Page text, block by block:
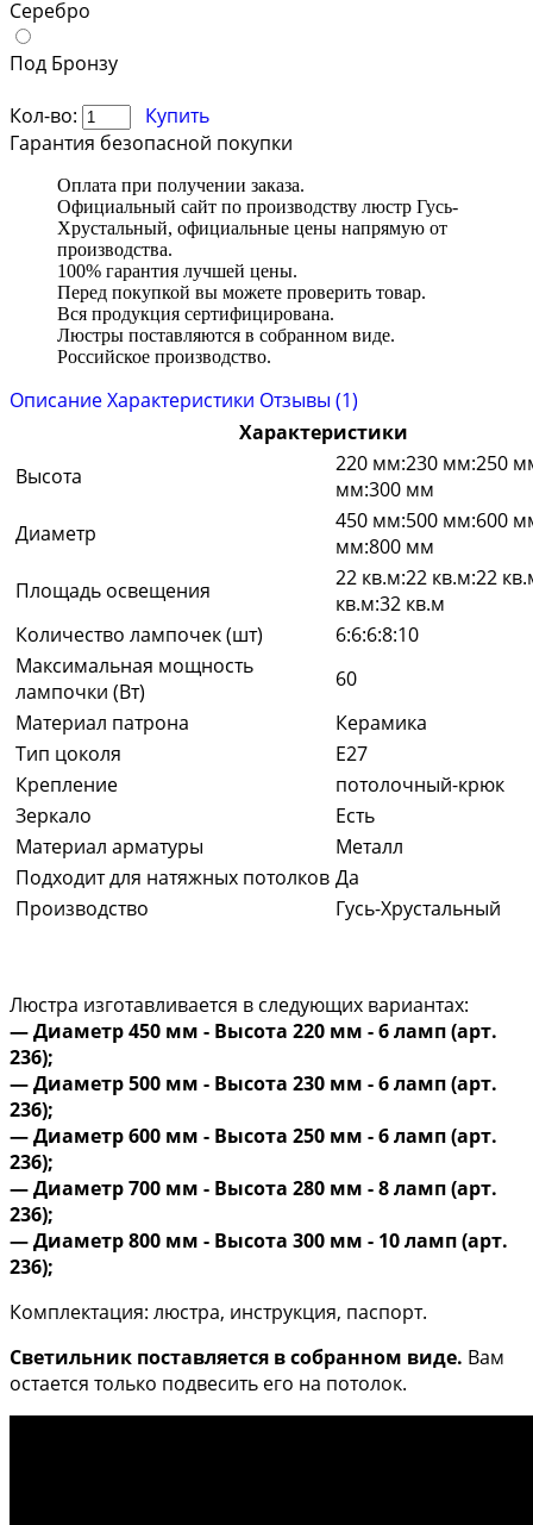
Серебро
Под Бронзу
Кол-во:
Купить
Гарантия безопасной покупки
Оплата при получении заказа.
Официальный сайт по производству люстр Гусь-
Хрустальный, официальные цены напрямую от
производства.
100% гарантия лучшей цены.
Перед покупкой вы можете проверить товар.
Вся продукция сертифицирована.
Люстры поставляются в собранном виде.
Российское производство.
ОписаниеХарактеристики Отзывы (1)
Характеристики
Высота
220 мм:230 мм:250
мм:300 мм
Диаметр
450 мм:500 мм:600
мм:800 мм
Площадь освещения
22 кв.м:22 кв.м:22
кв.м:32 кв.м
Количество лампочек (шт)
6:6:6:8:10
Максимальная мощность
лампочки (Вт)
60
Материал патрона
Керамика
Тип цоколя
E27
Крепление
потолочный-крюк
Зеркало
Есть
Материал арматуры
Металл
Подходит для натяжных потолков Да
Производство
Гусь-Хрустальный
Люстра изготавливается в следующих вариантах:
— Диаметр 450 мм - Высота 220 мм - 6 ламп (арт.
236);
— Диаметр 500 мм - Высота 230 мм - 6 ламп (арт.
236);
— Диаметр 600 мм - Высота 250 мм - 6 ламп (арт.
236);
— Диаметр 700 мм - Высота 280 мм - 8 ламп (арт.
236);
— Диаметр 800 мм - Высота 300 мм - 10 ламп (арт.
236);
Комплектация: люстра, инструкция, паспорт.
Светильник поставляется в собранном виде. Вам
остается только подвесить его на потолок.